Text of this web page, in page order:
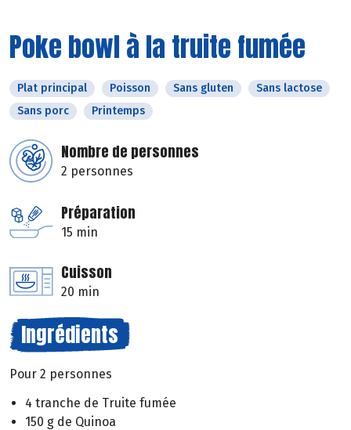
Poke bowl à la truite fumée
Plat principal Poisson Sans gluten
Sans lactose
Sans porc
Printemps
Nombre de personnes
2 personnes
Préparation
15 min
Cuisson
20 min
Ingrédients
Pour 2 personnes
4 tranche de Truite fumée
150 g de Quinoa